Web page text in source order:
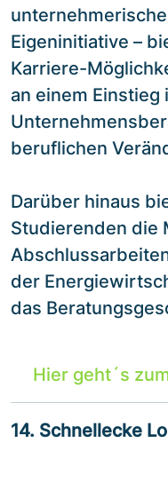
Eigeninitiative –
Karriere-
an einem Einstieg
beruflichen
Darüber hinaus
Studierenden die
der
das
Hier geht´s
14. Schnellecke